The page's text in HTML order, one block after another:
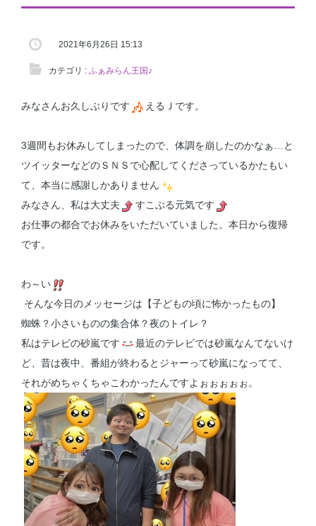
2021年6月26日 15:13
カテゴリ : ふぁみらん王国♪
みなさんお久しぶりです えるＪです。
3週間もお休みしてしまったので、体調を崩したのかなぁ…と
ツイッターなどのＳＮＳで心配してくださっているかたもい
て、本当に感謝しかありません
みなさん、私は大丈夫
すこぶる元気です
お仕事の都合でお休みをいただいていました。本日から復帰
です。
わ～い
そんな今日のメッセージは【子どもの頃に怖かったもの】
蜘蛛？小さいものの集合体？夜のトイレ？
私はテレビの砂嵐です
最近のテレビでは砂嵐なんてないけ
ど、昔は夜中、番組が終わるとジャーって砂嵐になってて、
それがめちゃくちゃこわかったんですよぉぉぉぉぉ。